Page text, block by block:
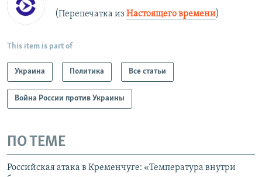
(Перепечатка из Настоящего времени)
This item is part of
Украина Политика Все статьи
Война России против Украины
ПО ТЕМЕ
Российская атака в Кременчуге: «Температура внутри